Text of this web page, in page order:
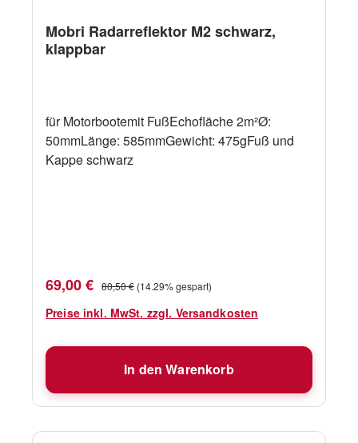
Mobri Radarreflektor M2 schwarz,
klappbar
für Motorbootemit FußEchofläche 2m²Ø:
50mmLänge: 585mmGewicht: 475gFuß und
Kappe schwarz
Verkaufspreis:
69,00 € Regulärer Preis:
80,50 € (14.29% gespart)
Preise inkl. MwSt. zzgl. Versandkosten
In den Warenkorb